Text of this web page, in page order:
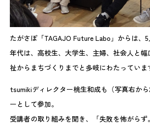
たがさぽ「TAGAJO Future Labo」からは、5
年代は、高校生、大学生、主婦、社会人と
祉からまちづくりまでと多岐にわたっていま
tsumikiディレクター桃生和成も（写真右か
ーとして参加。
受講者の取り組みを聞き、「失敗を怖がらず